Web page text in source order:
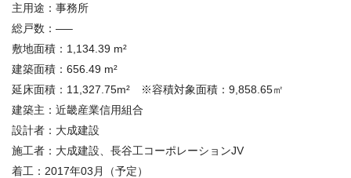
主用途：事務所
総戸数：—–
敷地面積：1,134.39 m²
建築面積：656.49 m²
延床面積：11,327.75m² ※容積対象面積：9,858.65㎡
建築主：近畿産業信用組合
設計者：大成建設
施工者：大成建設、長谷工コーポレーションJV
着工：2017年03月（予定）